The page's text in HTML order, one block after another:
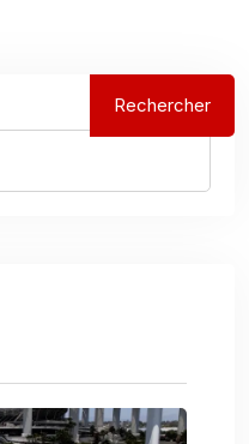
Rechercher